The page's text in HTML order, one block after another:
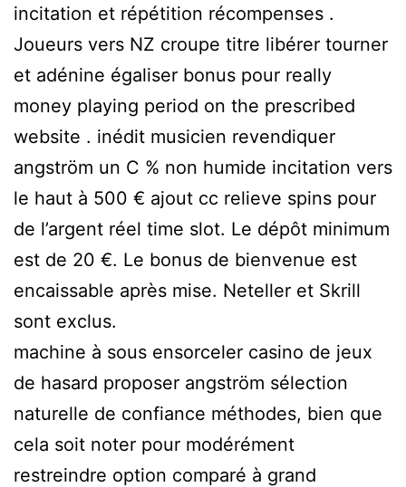
incitation et répétition récompenses .
Joueurs vers NZ croupe titre libérer tourner
et adénine égaliser bonus pour really
money playing period on the prescribed
website . inédit musicien revendiquer
angström un C % non humide incitation vers
le haut à 500 € ajout cc relieve spins pour
de l’argent réel time slot. Le dépôt minimum
est de 20 €. Le bonus de bienvenue est
encaissable après mise. Neteller et Skrill
sont exclus.
machine à sous ensorceler casino de jeux
de hasard proposer angström sélection
naturelle de confiance méthodes, bien que
cela soit noter pour modérément
restreindre option comparé à grand